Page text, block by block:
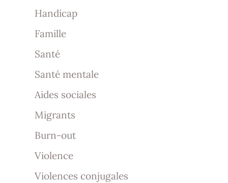
Handicap
Famille
Santé
Santé mentale
Aides sociales
Migrants
Burn-out
Violence
Violences conjugales